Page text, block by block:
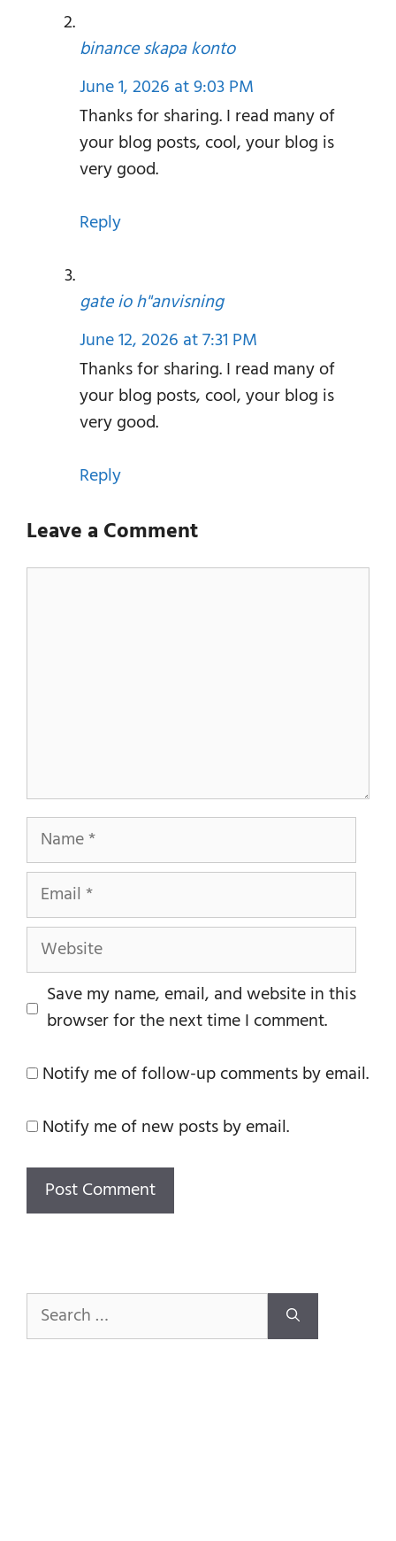
binance skapa konto
June 1, 2026 at 9:03 PM
Thanks for sharing. I read many of
your blog posts, cool, your blog is
very good.
Reply
gate io h"anvisning
June 12, 2026 at 7:31 PM
Thanks for sharing. I read many of
your blog posts, cool, your blog is
very good.
Reply
Leave a Comment
Name
Email
Website
Save my name, email, and website in this
browser for the next time I comment.
Notify me of follow-up comments by email.
Notify me of new posts by email.
Search
for: